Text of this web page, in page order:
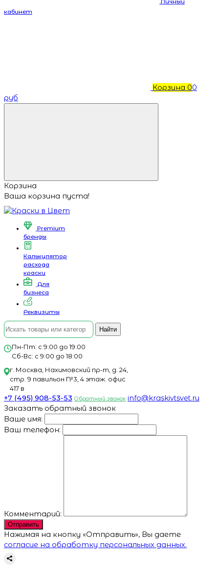
кабинет
Корзина 00
руб
Корзина
Ваша корзина пуста!
Premium
бренды
Калькулятор
расхода
краски
Для
бизнеса
Реквизиты
Найти
Пн-Пт: с 9:00 до 19:00
Сб-Вс: с 9:00 до 18:00
г. Москва, Нахимовский пр-т, д. 24,
стр. 9 павильон №3, 4 этаж. офис
417 в
+7 (495) 908-53-53 Обратный звонок info@kraskivtsvet.ru
Заказать обратный звонок
Ваше имя:
Ваш телефон:
Комментарий:
Отправить
Нажимая на кнопку «Отправить», Вы даете
согласие на обработку персональных данных.